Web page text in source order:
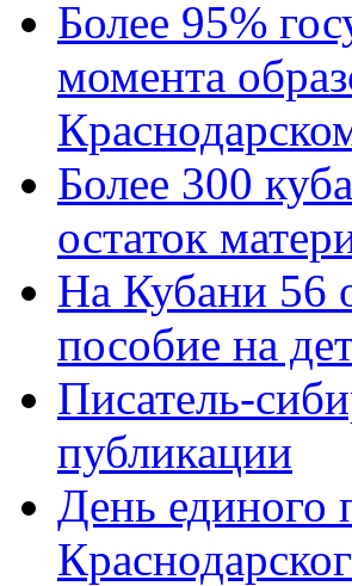
Более 95%
момента
Более 300
остаток
На Кубани 56
пособие на
Писатель-
публикации
День единого